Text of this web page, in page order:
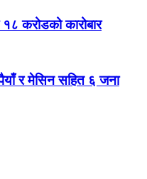
करोडको कारोबार
र मेसिन सहित ६ जना